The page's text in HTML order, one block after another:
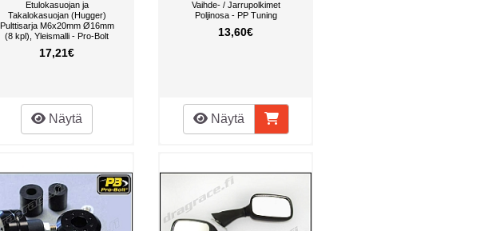
Etulokasuojan ja
Takalokasuojan (Hugger)
Pulttisarja M6x20mm Ø16mm
(8 kpl), Yleismalli - Pro-Bolt
17,21€
Näytä
Vaihde- / Jarrupolkimet
Poljinosa - PP Tuning
13,60€
Näytä